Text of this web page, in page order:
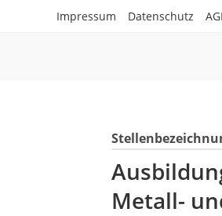
Impressum Datenschutz
Metall-